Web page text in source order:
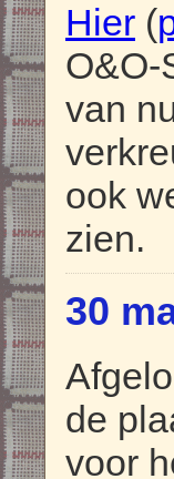
Hier (
O&O-
van
ook
zien.
30
de
voor